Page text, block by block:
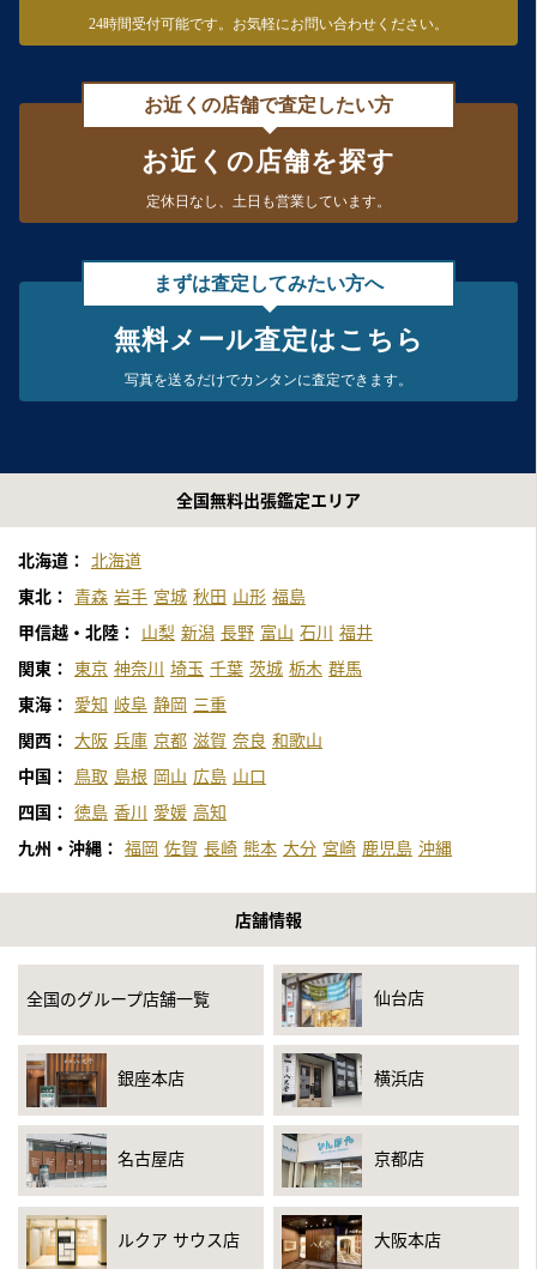
24時間受付可能です。 お気軽にお問い合わせください。
お近くの店舗で査定したい方
お近くの店舗を探す
定休日なし、 土日も営業しています。
まずは査定してみたい方へ
無料メール査定はこちら
写真を送るだけでカンタンに査定できます。
全国無料出張鑑定エリア
北海道： 北海道
東北： 青森 岩手 宮城 秋田 山形 福島
甲信越・北陸：
山梨 新潟 長野 富山 石川 福井
関東：
東京 神奈川 埼玉 千葉 茨城 栃木 群馬
東海：
愛知 岐阜 静岡 三重
関西： 大阪 兵庫 京都 滋賀 奈良 和歌山
中国：
鳥取 島根 岡山 広島 山口
四国： 徳島 香川 愛媛 高知
九州・沖縄： 福岡 佐賀 長崎 熊本 大分 宮崎 鹿児島 沖縄
店舗情報
全国のグループ店舗一覧 仙台店
銀座本店 横浜店
名古屋店 京都店
ルクア サウス店 大阪本店